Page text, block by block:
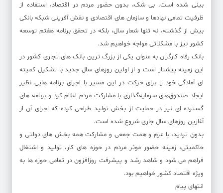
بینی شده است. بی شک، بدون حضور مردم در اقتصاد، استفاده از
ظرفیت تمامی نهادها و سازمان های اقتصادی و نقش آفرینی شبکه بانکی
بیش از گذشته، نه تنها شعار سال، بلکه در تحقق برنامه هفتم توسعه
کشور نیز با مشکلاتی مواجه خواهیم شد.
بانک رفاه کارگران به عنوان یکی از بزرگ ترین بانک های تجاری کشور در
این زمینه پیشتاز است و از اولین روزهای سال جدید با تشکیل کمیته
ای آمادگی خود را برای حرکت در این مسیر با اجرای برنامه هایی نظیر
ایجاد صندوق‌های سرمایه‌گذاری با مشارکت مردم اعلام کرد و برنامه های
گسترده ای نیز در حمایت از بخش تولید طراحی کرده که اجرای آن از
آغازین روزهای سال جاری شروع شده است.
بدون تردید، با عزم و همت جمعی و مشارکت همه بخش های دولتی و
حاکمیتی، زمینه حضور موثر مردم در حوزه های کار، تولید و اشتغال
فراهم می شود و شاهد رشد و پیشرفت روزافزون در تمامی حوزه ها به
ویژه اقتصاد کشور خواهیم بود.
انتهای پیام